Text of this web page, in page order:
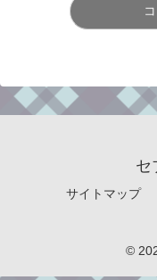
セ
サイトマップ
©